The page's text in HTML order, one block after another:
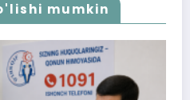
mumkin